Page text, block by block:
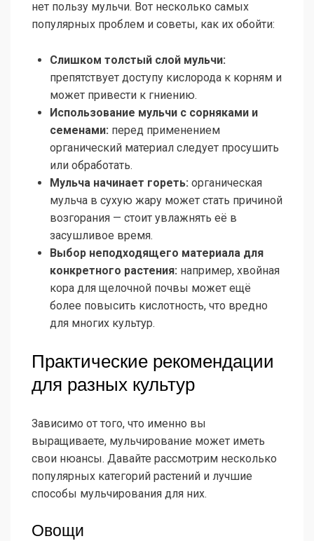
нет пользу мульчи. Вот несколько самых
популярных проблем и советы, как их обойти:
Слишком толстый слой мульчи:
препятствует доступу кислорода к корням и
может привести к гниению.
Использование мульчи с сорняками и
семенами: перед применением
органический материал следует просушить
или обработать.
Мульча начинает гореть: органическая
мульча в сухую жару может стать причиной
возгорания — стоит увлажнять её в
засушливое время.
Выбор неподходящего материала для
конкретного растения: например, хвойная
кора для щелочной почвы может ещё
более повысить кислотность, что вредно
для многих культур.
Практические рекомендации
для разных культур
Зависимо от того, что именно вы
выращиваете, мульчирование может иметь
свои нюансы. Давайте рассмотрим несколько
популярных категорий растений и лучшие
способы мульчирования для них.
Овощи